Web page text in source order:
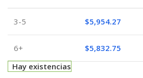
3-5 $5,954.27
6+ $5,832.75
Hay existencias